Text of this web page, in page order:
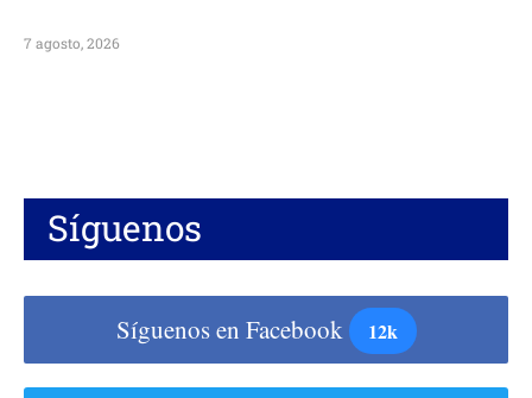
7 agosto, 2026
Síguenos
Síguenos en Facebook 12k